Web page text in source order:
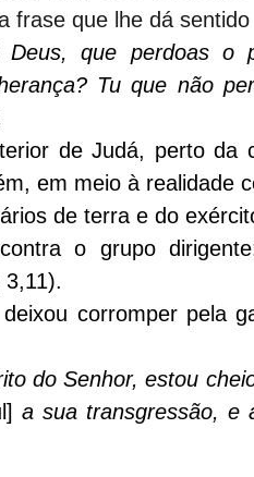
frase que lhe dá
Deus, que perdoas o
Tu que não
de Judá, perto da
em meio à realidade
de terra e do
o grupo
corromper pela
do Senhor, estou
a sua transgressão, e